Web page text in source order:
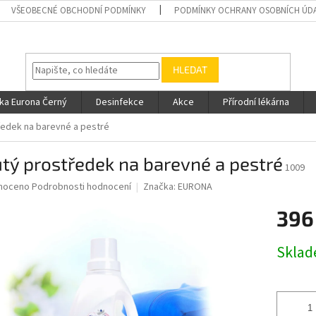
VŠEOBECNÉ OBCHODNÍ PODMÍNKY PODMÍNKY OCHRANY OSOBNÍCH
HLEDAT
Eurona Černý Desinfekce Akce Přírodní lékárna
na barevné a pestré
prostředek na barevné a pestré 1009
Podrobnosti hodnocení Značka: EURONA
cena: